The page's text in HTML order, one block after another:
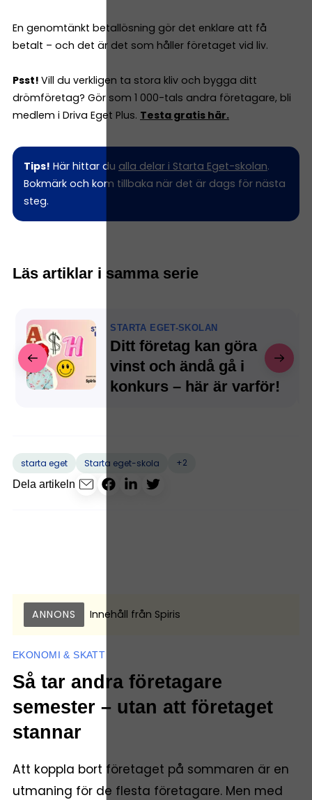
En genomtänkt betallösning gör det enklare att få
betalt – och det är det som håller företaget vid liv.
Psst! Vill du verkligen ta stora kliv och bygga ditt
drömföretag? Gör som 1 000-tals andra företagare, bli
medlem i Driva Eget Plus. Testa gratis här.
Tips! Här hittar du alla delar i Starta Eget-skolan.
Bokmärk och kom tillbaka när det är dags för nästa
steg.
Läs artiklar i samma serie
STARTA EGET-SKOLAN
Ditt företag kan göra
vinst och ändå gå i
konkurs – här är varför!
starta eget Starta eget-skola
+2
Dela artikeln
ANNONS Innehåll från Spiris
EKONOMI & SKATT
Så tar andra företagare
semester – utan att företaget
stannar
Att koppla bort företaget på sommaren är en
utmaning för de flesta företagare. Men med